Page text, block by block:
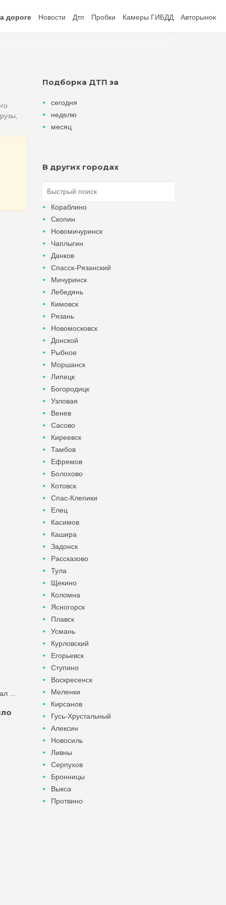
дороге Новости Дтп Пробки Камеры ГИБДД Авторынок
...
Подборка ДТП за
сегодня
неделю
месяц
В других городах
Кораблино
Скопин
Новомичуринск
Чаплыгин
Данков
Спасск-Рязанский
Мичуринск
Лебедянь
Кимовск
Рязань
Новомосковск
Донской
Рыбное
Моршанск
Липецк
Богородицк
Узловая
Венев
Сасово
Киреевск
Тамбов
Ефремов
Болохово
Котовск
Спас-Клепики
Елец
Касимов
Кашира
Задонск
Рассказово
Тула
Щекино
Коломна
Ясногорск
Плавск
Усмань
Курловский
Егорьевск
Ступино
Воскресенск
Меленки
Кирсанов
Гусь-Хрустальный
Алексин
Новосиль
Ливны
Серпухов
Бронницы
Выкса
Протвино